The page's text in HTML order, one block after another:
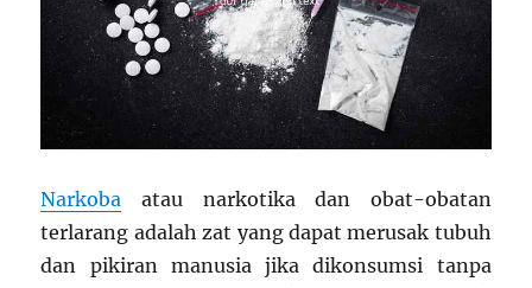
Narkoba atau narkotika dan obat-obatan
terlarang adalah zat yang dapat merusak tubuh
dan pikiran manusia jika dikonsumsi tanpa